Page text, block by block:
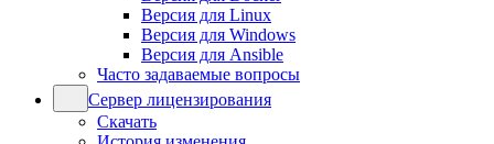
Версия для Linux
Версия для Windows
Версия для Ansible
Часто задаваемые вопросы
Сервер лицензирования
Скачать